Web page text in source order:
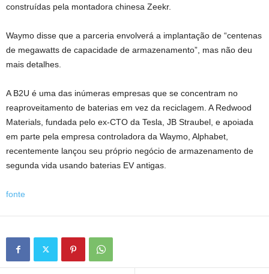
construídas pela montadora chinesa Zeekr.
Waymo disse que a parceria envolverá a implantação de “centenas
de megawatts de capacidade de armazenamento”, mas não deu
mais detalhes.
A B2U é uma das inúmeras empresas que se concentram no
reaproveitamento de baterias em vez da reciclagem. A Redwood
Materials, fundada pelo ex-CTO da Tesla, JB Straubel, e apoiada
em parte pela empresa controladora da Waymo, Alphabet,
recentemente lançou seu próprio negócio de armazenamento de
segunda vida usando baterias EV antigas.
fonte